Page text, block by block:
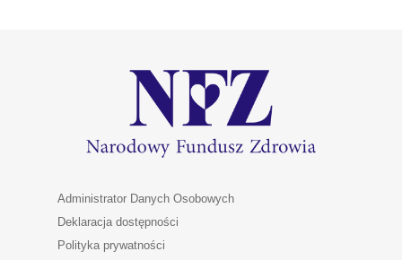
Administrator Danych Osobowych
Deklaracja dostępności
Polityka prywatności